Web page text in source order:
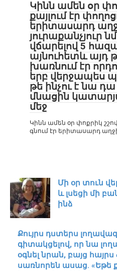
Կինն ամեն օր
քայլում էր
երիտասարդ
յուրաքանչյուր
վճարելով 5
այնուհետև այդ
խառնում էր
երբ վերջապես
թե ինչու է նա դա
մնացին
մեջ
Կինն ամեն օր փոքրիկ
գնում էր երիտասարդ
Մի օր տուն
և լսեցի մի
ինձ
Քույրս դստերս
գիտակցելով, որ նա
օգնել նրան, բայց
սառնորեն ասաց. «Եթե